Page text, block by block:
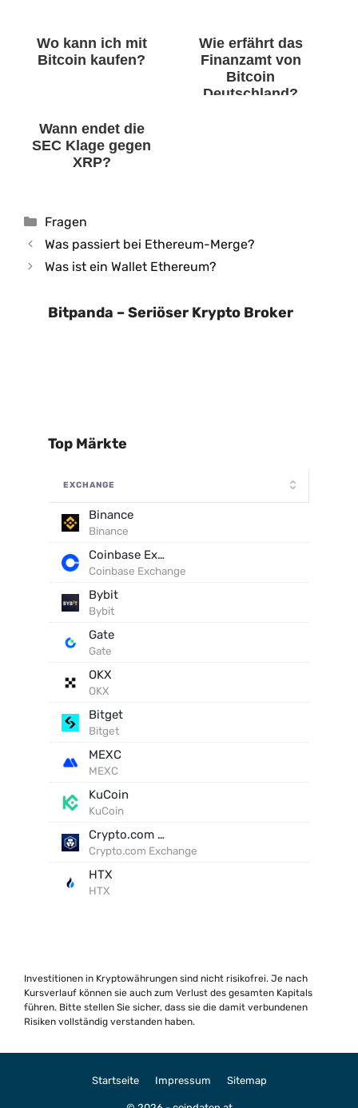
Wo kann ich mit
Bitcoin kaufen?
Wie erfährt das
Finanzamt von
Bitcoin
Deutschland?
Wann endet die
SEC Klage gegen
XRP?
Kategorien
Fragen
Was passiert bei Ethereum-Merge?
Was ist ein Wallet Ethereum?
Bitpanda – Seriöser Krypto Broker
Top Märkte
EXCHANGE
Binance
Binance
Coinbase Exchange
Coinbase Exchange
Bybit
Bybit
Gate
Gate
OKX
OKX
Bitget
Bitget
MEXC
MEXC
KuCoin
KuCoin
Crypto.com Exchange
Crypto.com Exchange
HTX
HTX
Investitionen in Kryptowährungen sind nicht risikofrei. Je nach
Kursverlauf können sie auch zum Verlust des gesamten Kapitals
führen. Bitte stellen Sie sicher, dass sie die damit verbundenen
Risiken vollständig verstanden haben.
Startseite Impressum Sitemap